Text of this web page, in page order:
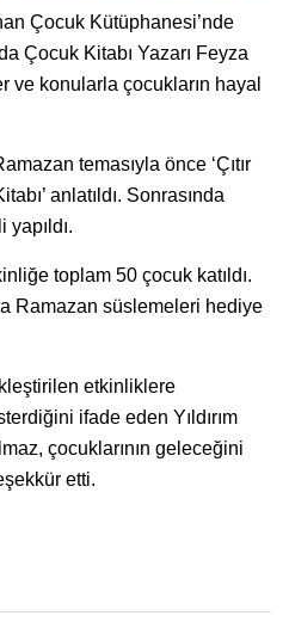
Çocuk Kütüphanesi’nde
Çocuk Kitabı Yazarı Feyza
ve konularla çocukların hayal
temasıyla önce ‘Çıtır
anlatıldı. Sonrasında
toplam 50 çocuk katıldı.
Ramazan süslemeleri hediye
etkinliklere
ifade eden Yıldırım
çocuklarının geleceğini
etti.